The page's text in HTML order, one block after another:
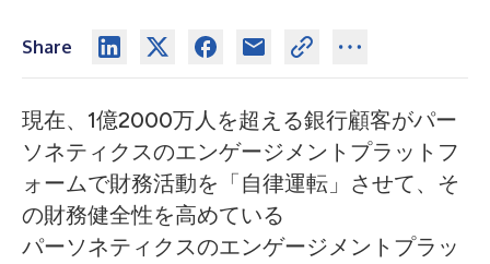
Share
現在、1億2000万人を超える銀行顧客がパー
ソネティクスのエンゲージメントプラットフ
ォームで財務活動を「自律運転」させて、そ
の財務健全性を高めている
パーソネティクスのエンゲージメントプラッ